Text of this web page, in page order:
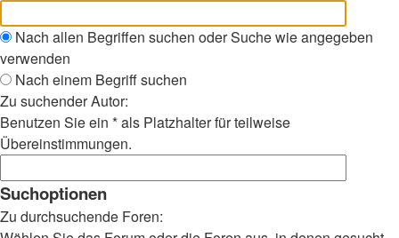
Nach allen Begriffen suchen oder Suche wie angegeben
verwenden
Nach einem Begriff suchen
Zu suchender Autor:
Benutzen Sie ein * als Platzhalter für teilweise
Übereinstimmungen.
Suchoptionen
Zu durchsuchende Foren: